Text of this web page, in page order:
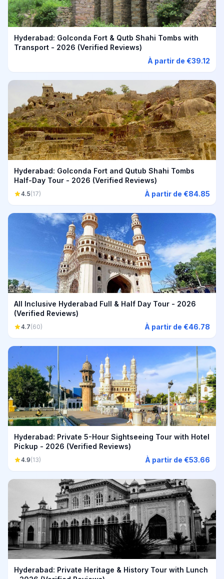
Hyderabad: Golconda Fort & Qutb Shahi Tombs with
Transport - 2026 (Verified Reviews)
À partir de €39.12
Hyderabad: Golconda Fort and Qutub Shahi Tombs
Half-Day Tour - 2026 (Verified Reviews)
4.5(17) À partir de €84.85
All Inclusive Hyderabad Full & Half Day Tour - 2026
(Verified Reviews)
4.7(60) À partir de €46.78
Hyderabad: Private 5-Hour Sightseeing Tour with Hotel
Pickup - 2026 (Verified Reviews)
4.9(13) À partir de €53.66
Hyderabad: Private Heritage & History Tour with Lunch